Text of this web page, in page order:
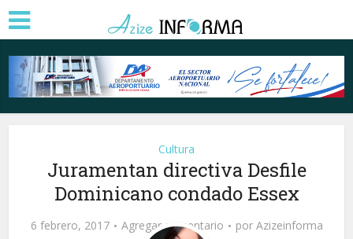
Cultura
Juramentan directiva Desfile
Dominicano condado Essex
6 febrero, 2017 Agregar comentario por Azizeinforma